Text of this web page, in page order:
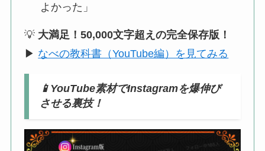
よかった」
💡 大満足！50,000文字超えの完全保存版！
▶ なべの教科書（YouTube編）を見てみる
📱 YouTube素材でInstagramを爆伸び
させる裏技！